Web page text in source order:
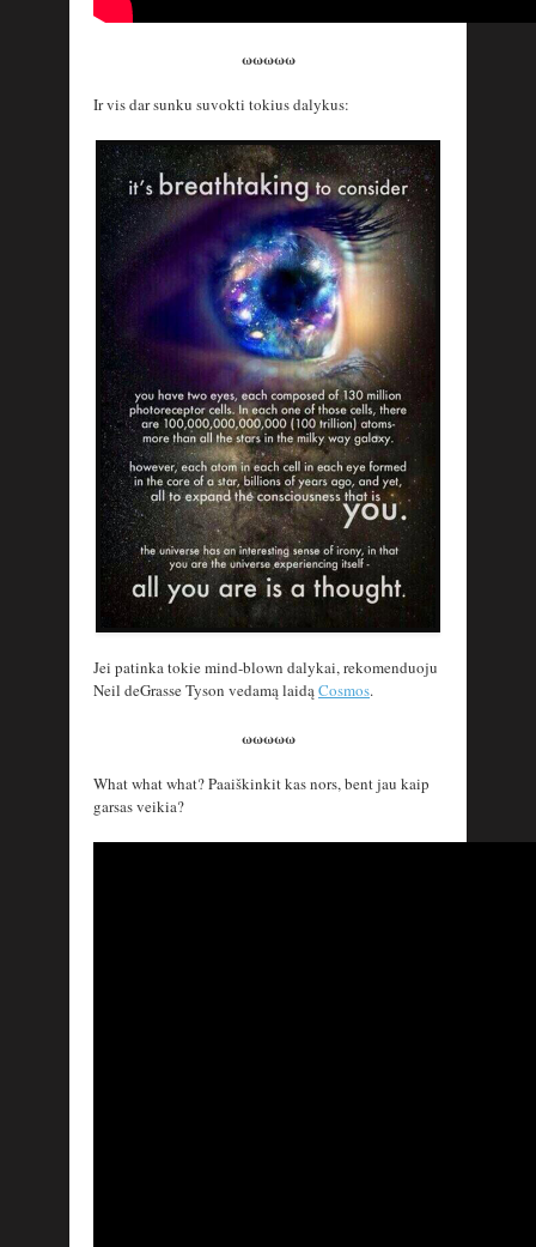
ωωωωω
Ir vis dar sunku suvokti tokius dalykus:
Jei patinka tokie mind-blown dalykai, rekomenduoju
Neil deGrasse Tyson vedamą laidąCosmos.
ωωωωω
What what what? Paaiškinkit kas nors, bent jau kaip
garsas veikia?